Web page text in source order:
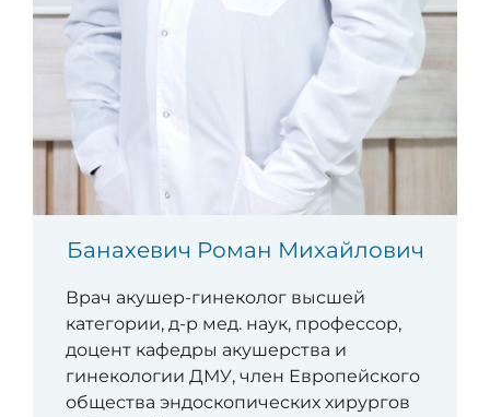
Банахевич Роман Михайлович
Врач акушер-гинеколог высшей
категории, д-р мед. наук, профессор,
доцент кафедры акушерства и
гинекологии ДМУ, член Европейского
общества эндоскопических хирургов